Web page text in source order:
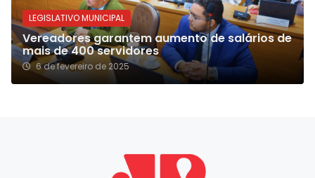
LEGISLATIVO MUNICIPAL
Vereadores garantem aumento de salários de
mais de 400 servidores
6 de fevereiro de 2025